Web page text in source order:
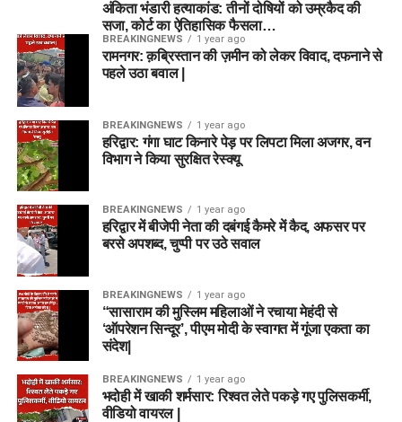
अंकिता भंडारी हत्याकांड: तीनों दोषियों को उम्रकैद की
सजा, कोर्ट का ऐतिहासिक फैसला…
BREAKINGNEWS 1 year ago
रामनगर: क़ब्रिस्तान की ज़मीन को लेकर विवाद, दफनाने से
पहले उठा बवाल |
BREAKINGNEWS 1 year ago
हरिद्वार: गंगा घाट किनारे पेड़ पर लिपटा मिला अजगर, वन
विभाग ने किया सुरक्षित रेस्क्यू
BREAKINGNEWS 1 year ago
हरिद्वार में बीजेपी नेता की दबंगई कैमरे में कैद, अफसर पर
बरसे अपशब्द, चुप्पी पर उठे सवाल
BREAKINGNEWS 1 year ago
“सासाराम की मुस्लिम महिलाओं ने रचाया मेहंदी से
‘ऑपरेशन सिन्दूर’, पीएम मोदी के स्वागत में गूंजा एकता का
संदेश|
BREAKINGNEWS 1 year ago
भदोही में खाकी शर्मसार: रिश्वत लेते पकड़े गए पुलिसकर्मी,
वीडियो वायरल |